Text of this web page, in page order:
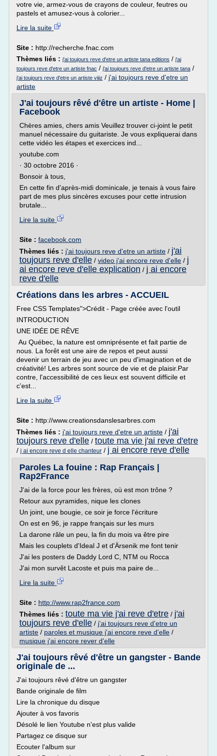
votre vie, armez-vous de crayons de couleur, feutres ou
pastels et amusez-vous à colorier...
Lire la suite
Site : http://recherche.fnac.com
Thèmes liés : j'ai toujours reve d'etre un artiste tana editions / j'ai
toujours reve d'etre un artiste fnac / j'ai toujours reve d'etre un artiste tana /
j'ai toujours reve d'etre un artiste viiiz / j'ai toujours reve d'etre un
artiste
J'ai toujours rêvé d'être un artiste - Home |
Facebook
Chères amies, chers amis Veuillez trouver ci-joint le petit
manuel nécessaire du guitariste. Je vous expliquerai dans
cette vidéo les étapes et exercices ind...
youtube.com
· 30 octobre 2016 ·
Bonsoir à tous,
En cette fin d'après-midi dominicale, je tenais à vous faire
part de mes plus sincères excuses pour cette intrusion
brutale...
Lire la suite
Site : facebook.com
Thèmes liés : j'ai toujours reve d'etre un artiste / j'ai
toujours reve d'elle / video j'ai encore reve d'elle / j
ai encore reve d'elle explication / j ai encore
reve d'elle
Créations dans les arbres - ACCUEIL
Free CSS Templates">Crédit - Page créée avec l'outil
INTRODUCTION
UNE IDÉE DE RÊVE
Au Québec, la nature est omniprésente et fait partie de
nous. La forêt est une aire de repos et peut aussi
devenir un terrain de jeu avec un peu d'imagination et de
créativité! Les arbres sont source de vie et de plaisir.Par
contre, l'accessibilité de ces lieux est souvent difficile et
c'est...
Lire la suite
Site : http://www.creationsdanslesarbres.com
Thèmes liés : j'ai toujours reve d'etre un artiste / j'ai
toujours reve d'elle / toute ma vie j'ai reve d'etre
/ j ai encore reve d elle chanteur / j ai encore reve d'elle
Paroles La fouine : Rap Français |
Rap2France
J'ai de la force pour les frères, où est mon trône ?
Retour aux pyramides, nique les clones
Un joint, une bougie, ce soir je force l'écriture
On est en 96, je rappe français sur les murs
La darone râle un peu, la fin du mois va être pire
Mais les couplets d'Ideal J et d'Ärsenik me font tenir
J'ai les posters de Daddy Lord C, NTM ou Rocca
J'ai mon survêt Lacoste et puis ma paire de...
Lire la suite
Site : http://www.rap2france.com
Thèmes liés : toute ma vie j'ai reve d'etre / j'ai
toujours reve d'elle / j'ai toujours reve d'etre un
artiste / paroles et musique j'ai encore reve d'elle /
musique j'ai encore rever d'elle
J'ai toujours rêvé d'être un gangster - Bande
originale de ...
J'ai toujours rêvé d'être un gangster
Bande originale de film
Lire la chronique du disque
Ajouter à vos favoris
Désolé le lien Youtube n'est plus valide
Partagez ce disque sur
Ecouter l'album sur